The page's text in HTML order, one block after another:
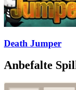
Death Jumper
Anbefalte